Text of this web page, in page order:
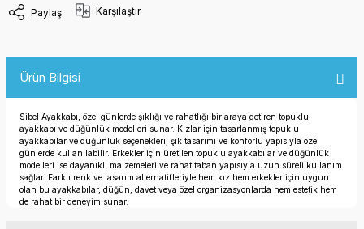
Paylaş Karşılaştır
Ürün Bilgisi
Sibel Ayakkabı, özel günlerde şıklığı ve rahatlığı bir araya getiren topuklu
ayakkabı ve düğünlük modelleri sunar. Kızlar için tasarlanmış topuklu
ayakkabılar ve düğünlük seçenekleri, şık tasarımı ve konforlu yapısıyla özel
günlerde kullanılabilir. Erkekler için üretilen topuklu ayakkabılar ve düğünlük
modelleri ise dayanıklı malzemeleri ve rahat taban yapısıyla uzun süreli kullanım
sağlar. Farklı renk ve tasarım alternatifleriyle hem kız hem erkekler için uygun
olan bu ayakkabılar, düğün, davet veya özel organizasyonlarda hem estetik hem
de rahat bir deneyim sunar.